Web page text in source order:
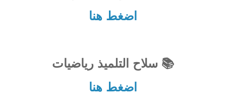
اضغط هنا
📚 سلاح التلميذ رياضيات
اضغط هنا